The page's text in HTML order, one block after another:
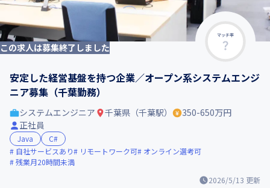
マッチ率
この求人は募集終了しました
安定した経営基盤を持つ企業／オープン系システムエンジ
ニア募集（千葉勤務）
2026/5/13 更新
システムエンジニア 千葉県（千葉駅）
350-650万円
正社員
Java
C#
自社サービスあり
リモートワーク可
オンライン選考可
残業月20時間未満